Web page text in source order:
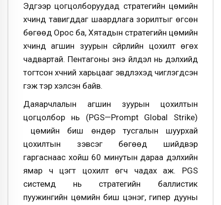
Эдгээр цогцолборуудад стратегийн цөмийн
хүчинд тавигддаг шаардлага зорилтыг өгсөн
бөгөөд Орос ба, Хятадын стратегийн цөмийн
хүчинд агшин зуурын сүйрлийн цохилт өгөх
чадвартай. Пентагоны энэ үйлдэл нь дэлхийд
тогтсон хүчний харьцааг эвдлэхэд чиглэгдсэн
гэж тэр хэлсэн байв.
Даяарчлалын агшин зуурын цохилтын
цогцолбор нь (PGS—Prompt Global Strike)
цөмийн биш өндөр тусгалын шуурхай
цохилтын зэвсэг бөгөөд шийдвэр
гаргаснаас хойш 60 минутын дараа дэлхийн
ямар ч цэгт цохилт өгч чадах аж. PGS
системд нь стратегийн баллистик
пуужингийн цөмийн биш цэнэг, гипер дууны